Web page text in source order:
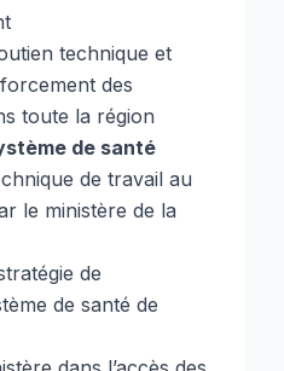
technique et
des
toute la région
de santé
de travail au
le ministère de la
de
de santé de